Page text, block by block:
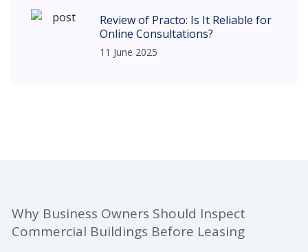
Review of Practo: Is It Reliable for
Online Consultations?
11 June 2025
Why Business Owners Should Inspect
Commercial Buildings Before Leasing